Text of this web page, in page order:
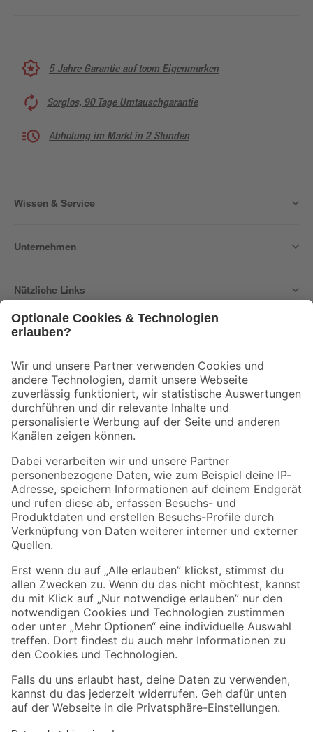
5 Jahre Garantie auf toom Eigenmarken
Sorglos, 90 Tage Umtauschgarantie
Abholung im Markt in 2 Stunden
Wissen & Service
Unternehmen
Nützliche Links
Der toom Newsletter: Keine Angebote und Aktionen mehr verpassen!
Zur Newsletter Anmeldung
Folge uns
Zahlungsarten Versandarten
Sicher einkaufen
Jetzt die toom-App herunterladen
Alle Preisangaben in EUR inkl. gesetzl. MwSt.. Die dargestellten Angebote sind unter
Umständen nicht in allen Märkten verfügbar. Die angegebenen Verfügbarkeiten beziehen
Produkte nur solange der Vorrat reicht.